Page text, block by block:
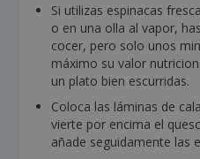
Si utilizas espinacas
o en una olla al vapor,
cocer, pero solo unos
máximo su valor
un plato bien escurridas.
Coloca las láminas de
vierte por encima el
añade seguidamente las